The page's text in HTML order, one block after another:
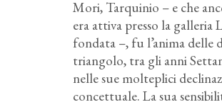
Mori, Tarquinio – e che
era attiva presso la galleria
fondata –, fu l’anima delle
triangolo, tra gli anni
nelle sue molteplici
concettuale. La sua